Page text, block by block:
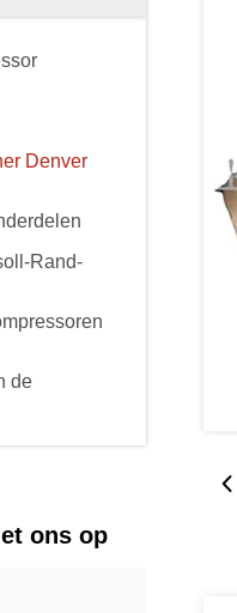
Denver
Rand-
de
ons op